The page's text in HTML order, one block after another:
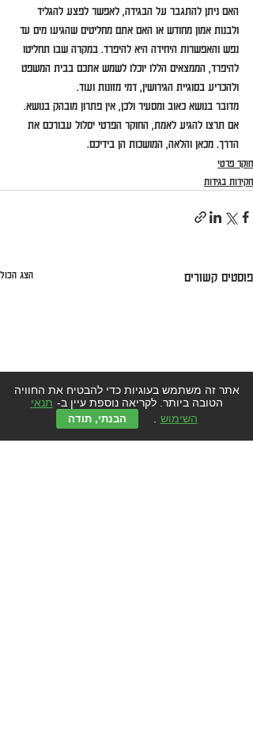
האם ניתן להתגבר על הבגידה, לאפשר לפצע להגליד
ולבנות אמון מחודש או האם אתם מחליטים שהגיעו מים עד
נפש והאפשרות היחידה היא להיפרד. במקרה שבו תחליטו
להיפרד, הממצאים הללו יוכלו לשמש אתכם בבית המשפט
ולהכריע בסוגיית הגירושין, דמי מזונות ועוד.
מדובר בנושא כאוב ומסעיר ולכן, אין פתרון מובהק בנושא.
אם תרצו להגיע לאמת, החוקר הפרטי יסלול עבורכם את
הדרך. מכאן והלאה, המושכות הן בידיכם.
חוקר פרטי
חקירות בגידות
פוסטים קשורים הצג הכול
אתר זה משתמש בעוגיות כדי להבטיח את החוויה
הטובה ביותר. לקריאה נוספת עיין ב- תנאי
השימוש
הבנתי, תודה